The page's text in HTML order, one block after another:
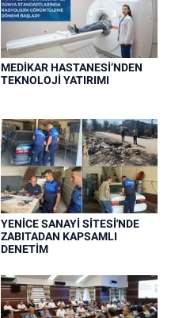
MEDİKAR HASTANESİ’NDEN
TEKNOLOJİ YATIRIMI
YENİCE SANAYİ SİTESİ'NDE
ZABITADAN KAPSAMLI
DENETİM